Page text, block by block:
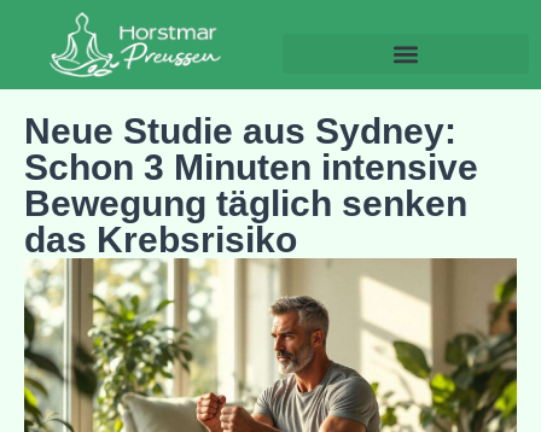
Neue Studie aus Sydney:
Schon 3 Minuten intensive
Bewegung täglich senken
das Krebsrisiko